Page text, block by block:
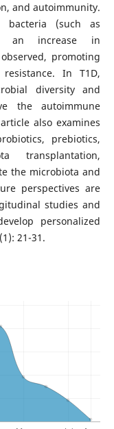
and autoimmunity.
(such as
an increase in
promoting
In T1D,
diversity and
the autoimmune
also examines
prebiotics,
transplantation,
the microbiota and
perspectives are
studies and
personalized
21-31.